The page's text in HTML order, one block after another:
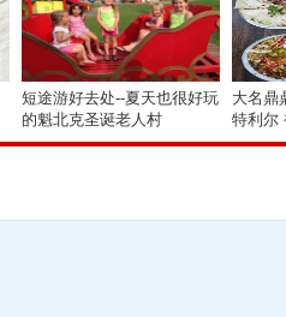
短途游好去处--夏天也很好玩
的魁北克圣诞老人村
大名鼎
特利尔